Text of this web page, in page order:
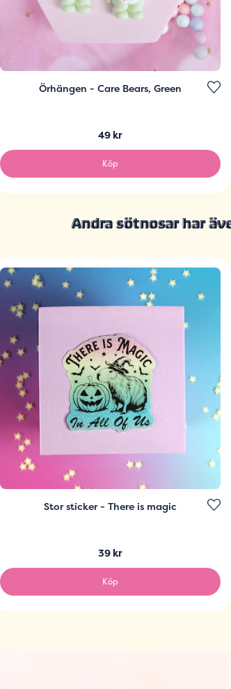
Örhängen - Care Bears, Green
49 kr
Köp
Andra sötnosar har
Stor sticker - There is magic
39 kr
Köp